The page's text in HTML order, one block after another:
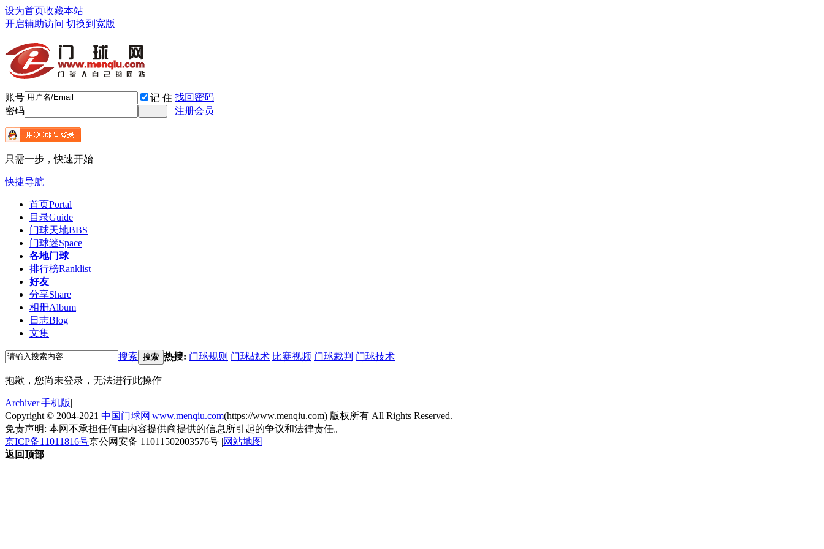
设为首页收藏本站
开启辅助访问 切换到宽版
账号 记 住 找回密码
密码
注册会员
只需一步，快速开始
快捷导航
首页Portal
目录Guide
门球天地BBS
门球迷Space
各地门球
排行榜Ranklist
好友
分享Share
相册Album
日志Blog
文集
搜索 搜索 热搜: 门球规则 门球战术 比赛视频 门球裁判 门球技术
抱歉，您尚未登录，无法进行此操作
Archiver|手机版|
Copyright © 2004-2021 中国门球网|www.menqiu.com(https://www.menqiu.com) 版权所有 All Rights Reserved.
免责声明: 本网不承担任何由内容提供商提供的信息所引起的争议和法律责任。
京ICP备11011816号京公网安备 11011502003576号 |网站地图
返回顶部